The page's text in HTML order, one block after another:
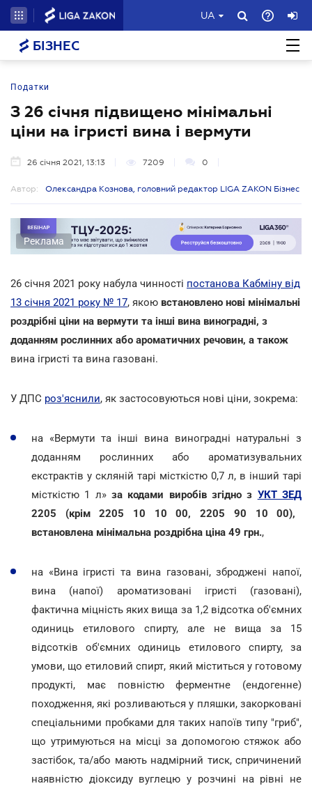
UA
БІЗНЕС
Податки
З 26 січня підвищено мінімальні
ціни на ігристі вина і вермути
26 січня 2021, 13:13 7209 0
Автор: Олександра Кознова, головний редактор LIGA ZAKON Бізнес
Реклама
26 січня 2021 року набула чинності постанова Кабміну від
13 січня 2021 року № 17, якою встановлено нові мінімальні
роздрібні ціни на вермути та інші вина виноградні, з
доданням рослинних або ароматичних речовин, а також
вина ігристі та вина газовані.
У ДПС роз'яснили, як застосовуються нові ціни, зокрема:
на «Вермути та інші вина виноградні натуральні з
доданням рослинних або ароматизувальних
екстрактів у скляній тарі місткістю 0,7 л, в інший тарі
місткістю 1 л» за кодами виробів згідно з УКТ ЗЕД
2205 (крім 2205 10 10 00, 2205 90 10 00),
встановлена мінімальна роздрібна ціна 49 грн.,
на «Вина ігристі та вина газовані, зброджені напої,
вина (напої) ароматизовані ігристі (газовані),
фактична міцність яких вища за 1,2 відсотка об'ємних
одиниць етилового спирту, але не вища за 15
відсотків об'ємних одиниць етилового спирту, за
умови, що етиловий спирт, який міститься у готовому
продукті, має повністю ферментне (ендогенне)
походження, які розливаються у пляшки, закорковані
спеціальними пробками для таких напоїв типу "гриб",
що утримуються на місці за допомогою стяжок або
застібок, та/або мають надмірний тиск, спричинений
наявністю діоксиду вуглецю у розчині на рівні не